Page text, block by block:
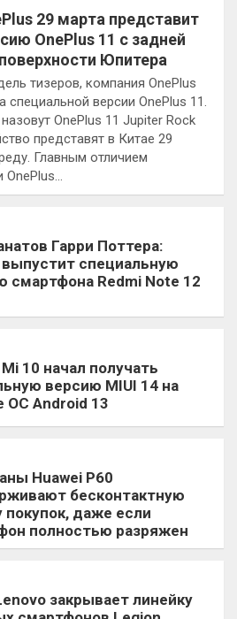
29 марта представит
OnePlus 11 с задней
Юпитера
тизеров, компания OnePlus
специальной версии OnePlus 11.
OnePlus 11 Jupiter Rock
представят в Китае 29
Главным отличием
OnePlus…
Гарри Поттера:
выпустит специальную
смартфона Redmi Note 12
10 начал получать
версию MIUI 14 на
ОС Android 13
Huawei P60
бесконтактную
покупок, даже если
полностью разряжен
закрывает линейку